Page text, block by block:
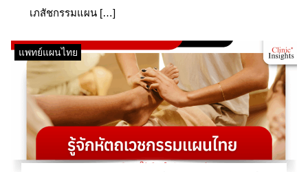
เภสัชกรรมแผน […]
แพทย์แผนไทย